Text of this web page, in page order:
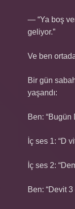
— “Ya boş
geliyor.”
Ve ben
Bir gün
yaşandı:
Ben: “Bugün
İç ses 1: “D
İç ses 2:
Ben: “Devit 3